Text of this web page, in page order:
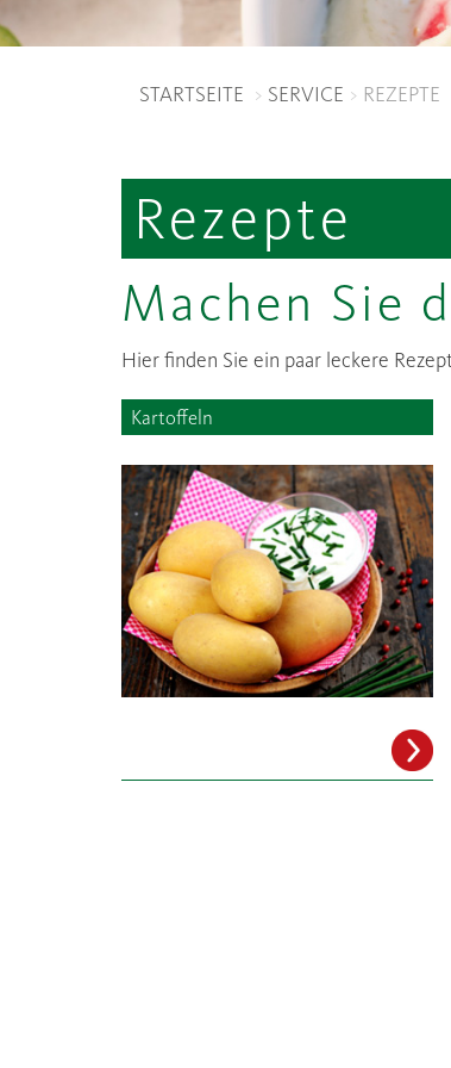
STARTSEITE SERVICE REZEPTE
Rezepte
Machen Sie
Hier finden Sie ein paar leckere
Kartoffeln